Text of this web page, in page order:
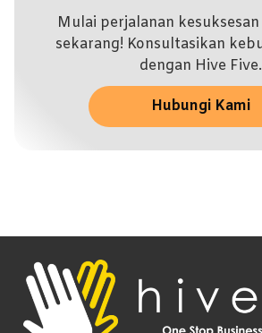
Mulai perjalanan
sekarang! Konsultasikan
dengan Hive Five.
Hubungi Kami